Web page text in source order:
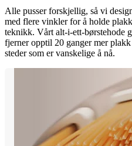
Alle pusser forskjellig, så vi
med flere vinkler for å holde
teknikk. Vårt alt-i-ett-børstehode
fjerner opptil 20 ganger mer
steder som er vanskelige å nå.